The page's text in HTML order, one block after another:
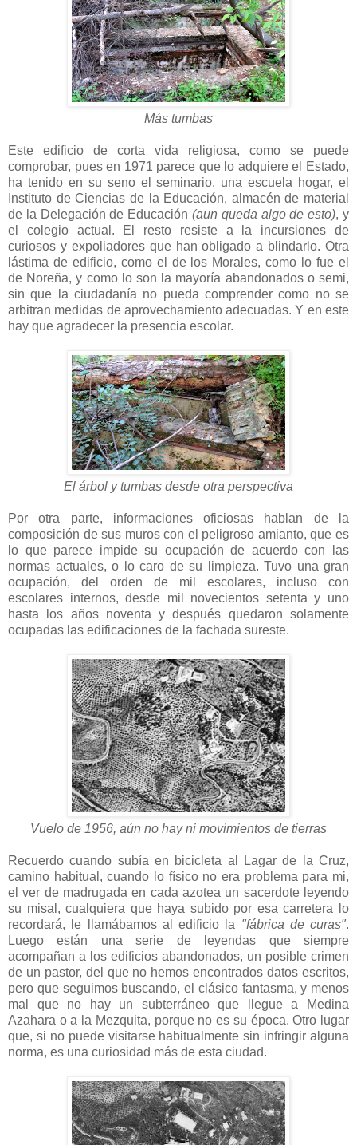
Más tumbas
Este edificio de corta vida religiosa, como se puede
comprobar, pues en 1971 parece que lo adquiere el Estado,
ha tenido en su seno el seminario, una escuela hogar, el
Instituto de Ciencias de la Educación, almacén de material
de la Delegación de Educación (aun queda algo de esto), y
el colegio actual. El resto resiste a la incursiones de
curiosos y expoliadores que han obligado a blindarlo. Otra
lástima de edificio, como el de los Morales, como lo fue el
de Noreña, y como lo son la mayoría abandonados o semi,
sin que la ciudadanía no pueda comprender como no se
arbitran medidas de aprovechamiento adecuadas. Y en este
hay que agradecer la presencia escolar.
El árbol y tumbas desde otra perspectiva
Por otra parte, informaciones oficiosas hablan de la
composición de sus muros con el peligroso amianto, que es
lo que parece impide su ocupación de acuerdo con las
normas actuales, o lo caro de su limpieza. Tuvo una gran
ocupación, del orden de mil escolares, incluso con
escolares internos, desde mil novecientos setenta y uno
hasta los años noventa y después quedaron solamente
ocupadas las edificaciones de la fachada sureste.
Vuelo de 1956, aún no hay ni movimientos de tierras
Recuerdo cuando subía en bicicleta al Lagar de la Cruz,
camino habitual, cuando lo físico no era problema para mi,
el ver de madrugada en cada azotea un sacerdote leyendo
su misal, cualquiera que haya subido por esa carretera lo
recordará, le llamábamos al edificio la "fábrica de curas".
Luego están una serie de leyendas que siempre
acompañan a los edificios abandonados, un posible crimen
de un pastor, del que no hemos encontrados datos escritos,
pero que seguimos buscando, el clásico fantasma, y menos
mal que no hay un subterráneo que llegue a Medina
Azahara o a la Mezquita, porque no es su época. Otro lugar
que, si no puede visitarse habitualmente sin infringir alguna
norma, es una curiosidad más de esta ciudad.